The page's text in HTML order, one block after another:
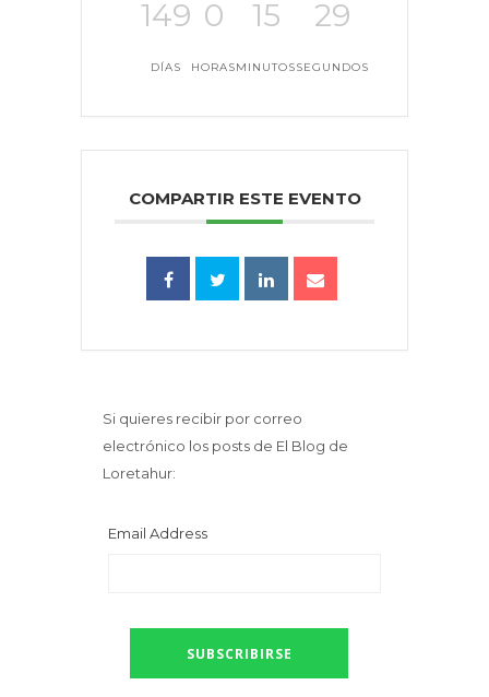
149
DÍAS
0
HORAS
15
MINUTOS
28
SEGUNDOS
COMPARTIR ESTE EVENTO
Si quieres recibir por correo
electrónico los posts de El Blog de
Loretahur:
Email Address